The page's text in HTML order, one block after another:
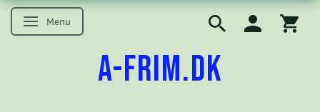
Skifte navigation
Menu
A-FRIM.DK